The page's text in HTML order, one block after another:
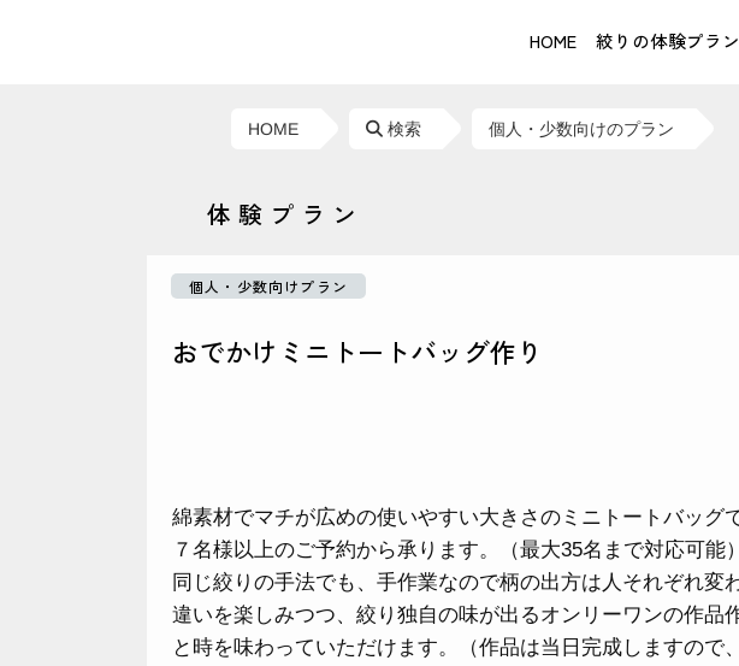
HOME 絞りの体験プラン
HOME 検索 個人・少数向けのプラン
体験プラン
個人・少数向けプラン
おでかけミニトートバッグ作り
綿素材でマチが広めの使いやすい大きさのミニトートバッグで
７名様以上のご予約から承ります。（最大35名まで対応可能）
同じ絞りの手法でも、手作業なので柄の出方は人それぞれ変
違いを楽しみつつ、絞り独自の味が出るオンリーワンの作品
と時を味わっていただけます。（作品は当日完成しますので